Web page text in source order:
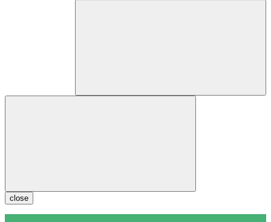
close